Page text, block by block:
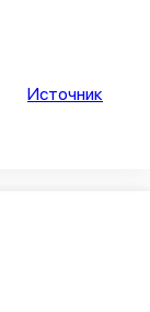
Источник